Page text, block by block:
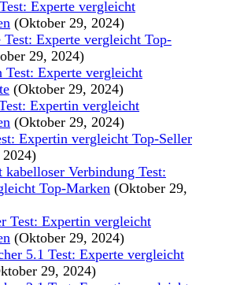
Experte vergleicht
(Oktober 29, 2024)
Experte vergleicht Top-
29, 2024)
Experte vergleicht
(Oktober 29, 2024)
Expertin vergleicht
(Oktober 29, 2024)
Expertin vergleicht Top-Seller
Verbindung Test:
Top-Marken (Oktober 29,
Test: Expertin vergleicht
(Oktober 29, 2024)
5.1 Test: Experte vergleicht
29, 2024)